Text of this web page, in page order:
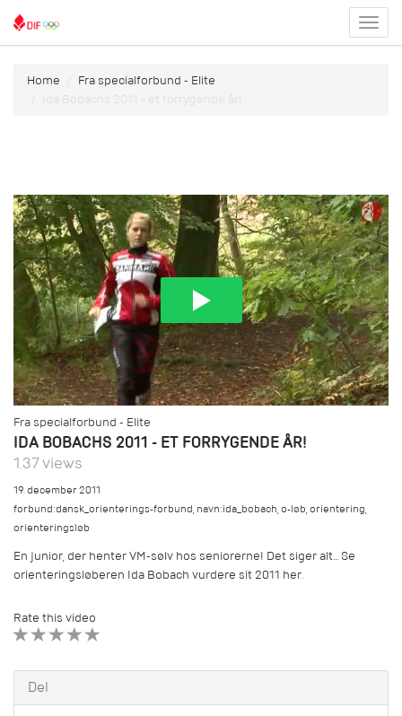
menu
Home
Fra specialforbund - Elite
Ida Bobachs 2011 - et forrygende år!
Fra specialforbund - Elite
IDA BOBACHS 2011 - ET FORRYGENDE ÅR!
1.37 views
19. december 2011
forbund:dansk_orienterings-forbund,navn:ida_bobach,o-løb,orientering,
orienteringsløb
En junior, der henter VM-sølv hos seniorerne! Det siger alt... Se
orienteringsløberen Ida Bobach vurdere sit 2011 her.
Rate this video
Del